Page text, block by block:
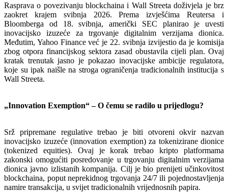
Rasprava o povezivanju blockchaina i Wall Streeta doživjela je brz
zaokret krajem svibnja 2026. Prema izvješćima Reutersa i
Bloomberga od 18. svibnja, američki SEC planirao je uvesti
inovacijsko izuzeće za trgovanje digitalnim verzijama dionica.
Međutim, Yahoo Finance već je 22. svibnja izvijestio da je komisija
zbog otpora financijskog sektora zasad obustavila cijeli plan. Ovaj
kratak trenutak jasno je pokazao inovacijske ambicije regulatora,
koje su ipak naišle na stroga ograničenja tradicionalnih institucija s
Wall Streeta.
„Innovation Exemption“ – O čemu se radilo u prijedlogu?
Srž pripremane regulative trebao je biti otvoreni okvir nazvan
inovacijsko izuzeće (innovation exemption) za tokenizirane dionice
(tokenized equities). Ovaj je korak trebao kripto platformama
zakonski omogućiti posredovanje u trgovanju digitalnim verzijama
dionica javno izlistanih kompanija. Cilj je bio prenijeti učinkovitost
blockchaina, poput neprekidnog trgovanja 24/7 ili pojednostavljenja
namire transakcija, u svijet tradicionalnih vrijednosnih papira.